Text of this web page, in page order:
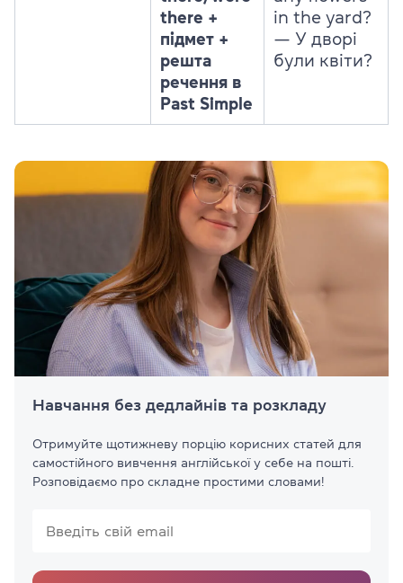
there +
підмет +
решта
речення в
Past Simple
in the yard?
— У дворі
були квіти?
Навчання без дедлайнів та розкладу
Отримуйте щотижневу порцію корисних статей для
самостійного вивчення англійської у себе на пошті.
Розповідаємо про складне простими словами!